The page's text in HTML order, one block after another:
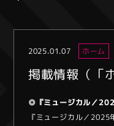
2025.01.07 ホーム
掲載情報（「
◎『ミュージカル／
『ミュージカル／